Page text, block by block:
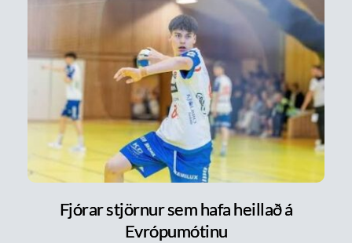
Fjórar stjörnur sem hafa heillað á
Evrópumótinu